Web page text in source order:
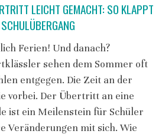
LEICHT GEMACHT: SO KLAPPT
Ferien! Und danach?
sehen dem Sommer oft
entgegen. Die Zeit an der
vorbei. Der Übertritt an eine
ist ein Meilenstein für Schüler
Veränderungen mit sich. Wie